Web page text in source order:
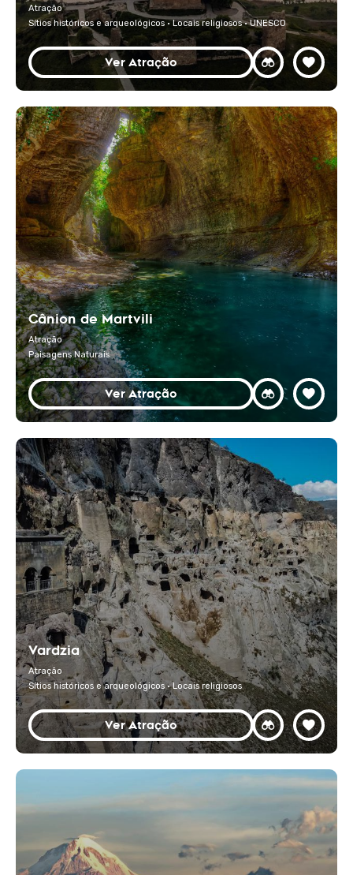
Atração
Sítios históricos e arqueológicos · Locais religiosos · UNESCO
Ver Atração
Cânion de Martvili
Atração
Paisagens Naturais
Ver Atração
Vardzia
Atração
Sítios históricos e arqueológicos · Locais religiosos
Ver Atração